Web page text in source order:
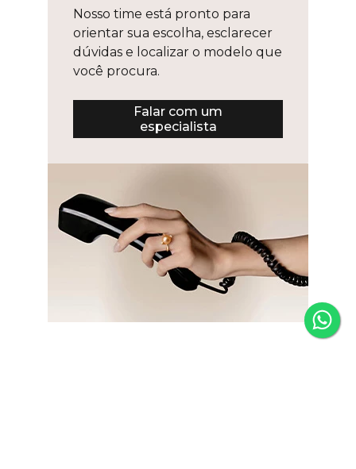
Nosso time está pronto para
orientar sua escolha, esclarecer
dúvidas e localizar o modelo que
você procura.
Falar com um
especialista